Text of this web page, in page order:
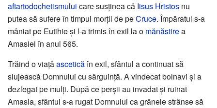
aftartodochetismului care susținea că Iisus Hristos nu
putea să sufere în timpul morții de peCruce. Împăratul s-a
mâniat pe Eutihie și l-a trimis în exil la o mănăstirea
Amasiei în anul 565.
Trăind o viațăasceticăîn exil, sfântul a continuat să
slujească Domnului cu sârguință. A vindecat bolnavi și a
dezlegat pe mulți. După ce perșii au invadat și ruinat
Amasia, sfântul s-a rugat Domnului ca grânele strânse să